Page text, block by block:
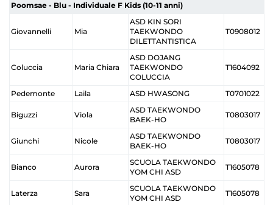
Poomsae - Blu - Individuale F Kids (10-11 anni)
Giovannelli Mia
ASD KIN SORI
TAEKWONDO
DILETTANTISTICA
T0908012
Coluccia Maria Chiara
ASD DOJANG
TAEKWONDO
COLUCCIA
T1604092
Pedemonte Laila ASD HWASONG T0701022
Biguzzi Viola
ASD TAEKWONDO
BAEK-HO
T0803017
Giunchi Nicole
ASD TAEKWONDO
BAEK-HO
T0803017
Bianco Aurora
SCUOLA TAEKWONDO
YOM CHI ASD
T1605078
Laterza Sara
SCUOLA TAEKWONDO
YOM CHI ASD
T1605078